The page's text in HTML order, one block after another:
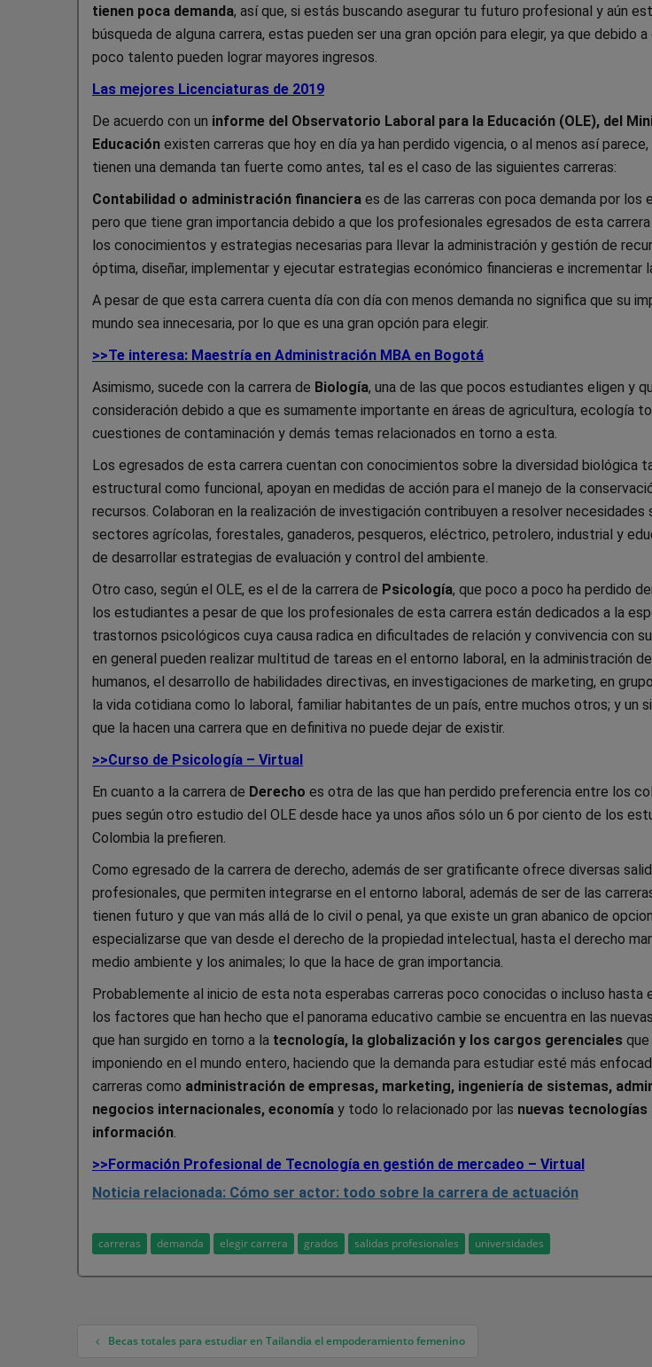
tienen poca demanda, así que, si estás buscando asegurar tu futuro profesional y aún
búsqueda de alguna carrera, estas pueden ser una gran opción para elegir, ya que debido
poco talento pueden lograr mayores ingresos.
Las mejores Licenciaturas de 2019
De acuerdo con un informe del Observatorio Laboral para la Educación (OLE), del
Educación existen carreras que hoy en día ya han perdido vigencia, o al menos así parece,
tienen una demanda tan fuerte como antes, tal es el caso de las siguientes carreras:
Contabilidad o administración financiera es de las carreras con poca demanda por los
pero que tiene gran importancia debido a que los profesionales egresados de esta
los conocimientos y estrategias necesarias para llevar la administración y gestión de
óptima, diseñar, implementar y ejecutar estrategias económico financieras e incrementar
A pesar de que esta carrera cuenta día con día con menos demanda no significa que su
mundo sea innecesaria, por lo que es una gran opción para elegir.
>>Te interesa: Maestría en Administración MBA en Bogotá
Asimismo, sucede con la carrera de Biología, una de las que pocos estudiantes eligen y
consideración debido a que es sumamente importante en áreas de agricultura, ecología
cuestiones de contaminación y demás temas relacionados en torno a esta.
Los egresados de esta carrera cuentan con conocimientos sobre la diversidad biológica
estructural como funcional, apoyan en medidas de acción para el manejo de la
recursos. Colaboran en la realización de investigación contribuyen a resolver necesidades
sectores agrícolas, forestales, ganaderos, pesqueros, eléctrico, petrolero, industrial y
de desarrollar estrategias de evaluación y control del ambiente.
Otro caso, según el OLE, es el de la carrera de Psicología, que poco a poco ha perdido
los estudiantes a pesar de que los profesionales de esta carrera están dedicados a la
trastornos psicológicos cuya causa radica en dificultades de relación y convivencia con
en general pueden realizar multitud de tareas en el entorno laboral, en la administración
humanos, el desarrollo de habilidades directivas, en investigaciones de marketing, en
la vida cotidiana como lo laboral, familiar habitantes de un país, entre muchos otros; y un
que la hacen una carrera que en definitiva no puede dejar de existir.
>>Curso de Psicología – Virtual
En cuanto a la carrera de Derecho es otra de las que han perdido preferencia entre los
pues según otro estudio del OLE desde hace ya unos años sólo un 6 por ciento de los
Colombia la prefieren.
Como egresado de la carrera de derecho, además de ser gratificante ofrece diversas
profesionales, que permiten integrarse en el entorno laboral, además de ser de las
tienen futuro y que van más allá de lo civil o penal, ya que existe un gran abanico de
especializarse que van desde el derecho de la propiedad intelectual, hasta el derecho
medio ambiente y los animales; lo que la hace de gran importancia.
Probablemente al inicio de esta nota esperabas carreras poco conocidas o incluso hasta
los factores que han hecho que el panorama educativo cambie se encuentra en las
que han surgido en torno a la tecnología, la globalización y los cargos gerenciales
imponiendo en el mundo entero, haciendo que la demanda para estudiar esté más
carreras como administración de empresas, marketing, ingeniería de sistemas,
negocios internacionales, economía y todo lo relacionado por las nuevas tecnologías
información.
>>Formación Profesional de Tecnología en gestión de mercadeo – Virtual
Noticia relacionada: Cómo ser actor: todo sobre la carrera de actuación
carreras demanda elegir carrera grados salidas profesionales universidades
Navegación de entradas
Becas totales para estudiar en Tailandia el empoderamiento femenino